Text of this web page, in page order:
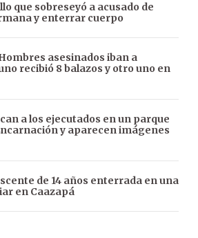
que sobreseyó a acusado de
y enterrar cuerpo
asesinados iban a
recibió 8 balazos y otro uno en
a los ejecutados en un parque
y aparecen imágenes
de 14 años enterrada en una
en Caazapá